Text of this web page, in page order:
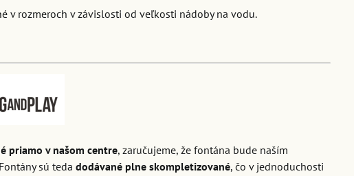
v rozmeroch v závislosti od veľkosti nádoby na vodu.
priamo v našom centre, zaručujeme, že fontána bude naším
sú tedadodávané plne skompletizované, čo v jednoduchosti